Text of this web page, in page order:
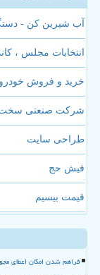
آب شیرین کن -
انتخابات مجلس ،
خرید و فروش خودرو
شرکت صنعتی
طراحی سایت
فیش حج
قیمت بیسیم
فراهم شدن امکان اعطای